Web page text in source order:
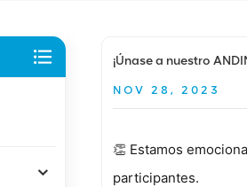
¡Únase a nuestro
NOV 28, 2023
👏 Estamos
participantes.